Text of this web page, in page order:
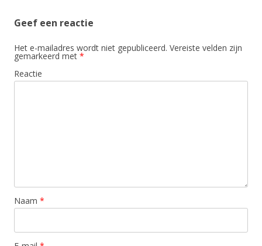
Geef een reactie
Het e-mailadres wordt niet gepubliceerd. Vereiste velden zijn
gemarkeerd met *
Reactie
Naam *